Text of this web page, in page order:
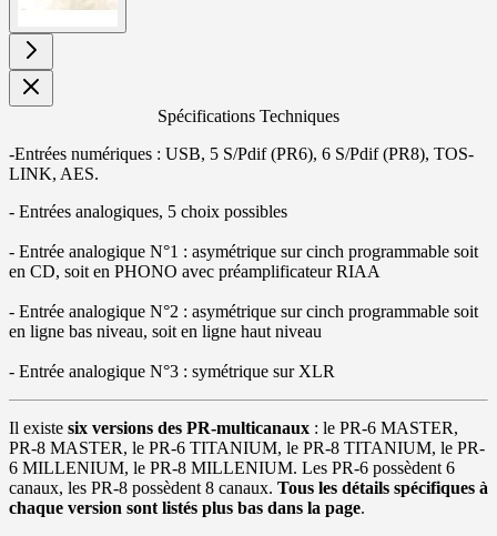
Spécifications Techniques
-Entrées numériques : USB, 5 S/Pdif (PR6), 6 S/Pdif (PR8), TOS-
LINK, AES.
- Entrées analogiques, 5 choix possibles
- Entrée analogique N°1 : asymétrique sur cinch programmable soit
en CD, soit en PHONO avec préamplificateur RIAA
- Entrée analogique N°2 : asymétrique sur cinch programmable soit
en ligne bas niveau, soit en ligne haut niveau
- Entrée analogique N°3 : symétrique sur XLR
Il existe six versions des PR-multicanaux : le PR-6 MASTER,
PR-8 MASTER, le PR-6 TITANIUM, le PR-8 TITANIUM, le PR-
6 MILLENIUM, le PR-8 MILLENIUM. Les PR-6 possèdent 6
canaux, les PR-8 possèdent 8 canaux. Tous les détails spécifiques à
chaque version sont listés plus bas dans la page.